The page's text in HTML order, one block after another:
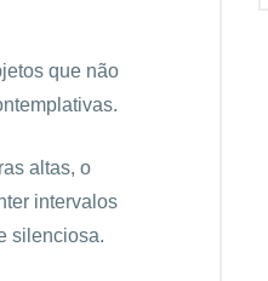
que não
altas, o
intervalos
silenciosa.